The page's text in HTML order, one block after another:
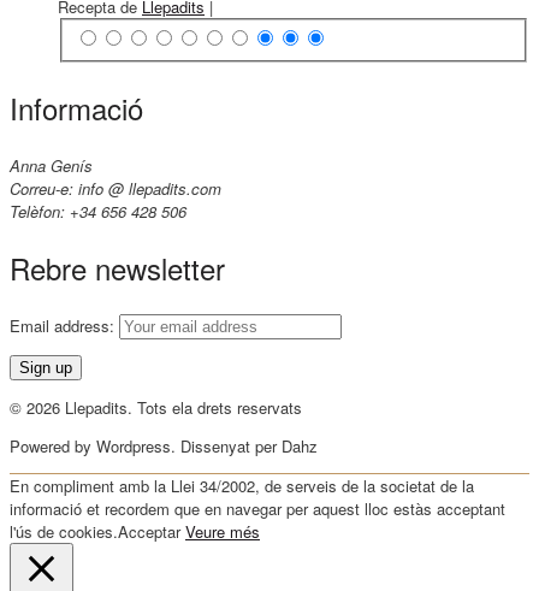
Recepta de Llepadits |
Informació
Anna Genís
Correu-e: info @ llepadits.com
Telèfon: +34 656 428 506
Rebre newsletter
Email address:
© 2026 Llepadits. Tots ela drets reservats
Powered by Wordpress. Dissenyat per Dahz
En compliment amb la Llei 34/2002, de serveis de la societat de la
informació et recordem que en navegar per aquest lloc estàs acceptant
l'ús de cookies.Acceptar Veure més